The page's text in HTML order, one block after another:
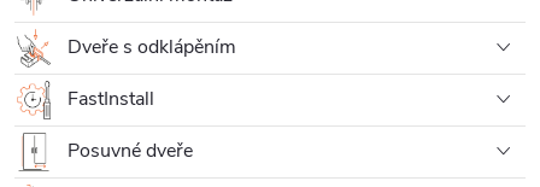
Dveře s odklápěním
FastInstall
Posuvné dveře